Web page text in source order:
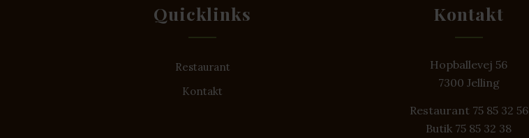
Quicklinks
Restaurant
Kontakt
Kontakt
Hopballevej 56
7300 Jelling
Restaurant 75 85 32 56
Butik 75 85 32 38